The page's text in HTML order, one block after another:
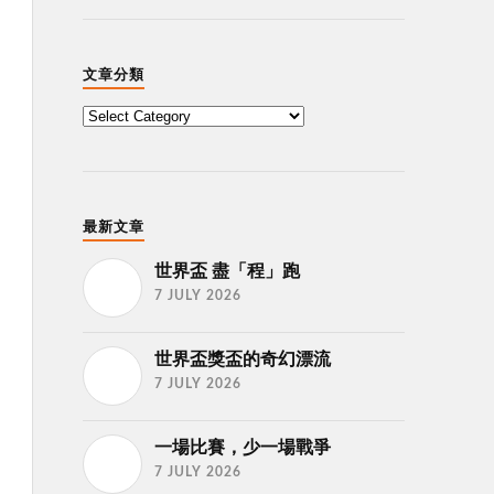
文章分類
最新文章
世界盃 盡「程」跑
7 JULY 2026
世界盃獎盃的奇幻漂流
7 JULY 2026
一場比賽，少一場戰爭
7 JULY 2026